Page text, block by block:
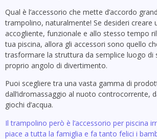
Qual è l’accessorio che mette d’accordo
trampolino, naturalmente! Se desideri creare
accogliente, funzionale e allo stesso tempo
tua piscina, allora gli accessori sono quello
trasformare la struttura da semplice luogo di
proprio angolo di divertimento.
Puoi scegliere tra una vasta gamma di
dall’idromassaggio al nuoto controcorrente,
giochi d’acqua.
Il trampolino però è l’accessorio per piscina
piace a tutta la famiglia e fa tanto felici i